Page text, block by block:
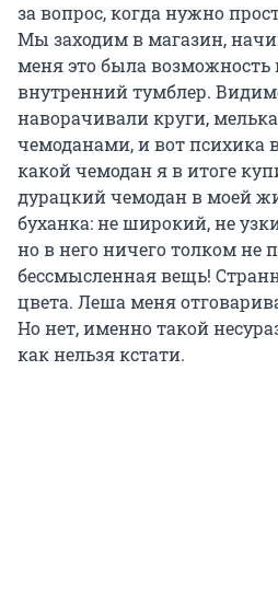
за вопрос, когда нужно
Мы заходим в магазин,
меня это была
внутренний тумблер.
наворачивали круги,
чемоданами, и вот психика
какой чемодан я в итоге
дурацкий чемодан в моей
буханка: не широкий, не
но в него ничего толком не
бессмысленная вещь!
цвета. Леша меня
Но нет, именно такой
как нельзя кстати.